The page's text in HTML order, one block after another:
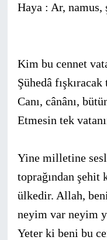
Haya : Ar, namus,
Kim bu cennet
Şühedâ fışkıracak
Canı, cânânı,
Etmesin tek
Yine milletine
toprağından şe­hit
ülkedir. Allah,
neyim var neyim
Yeter ki beni bu